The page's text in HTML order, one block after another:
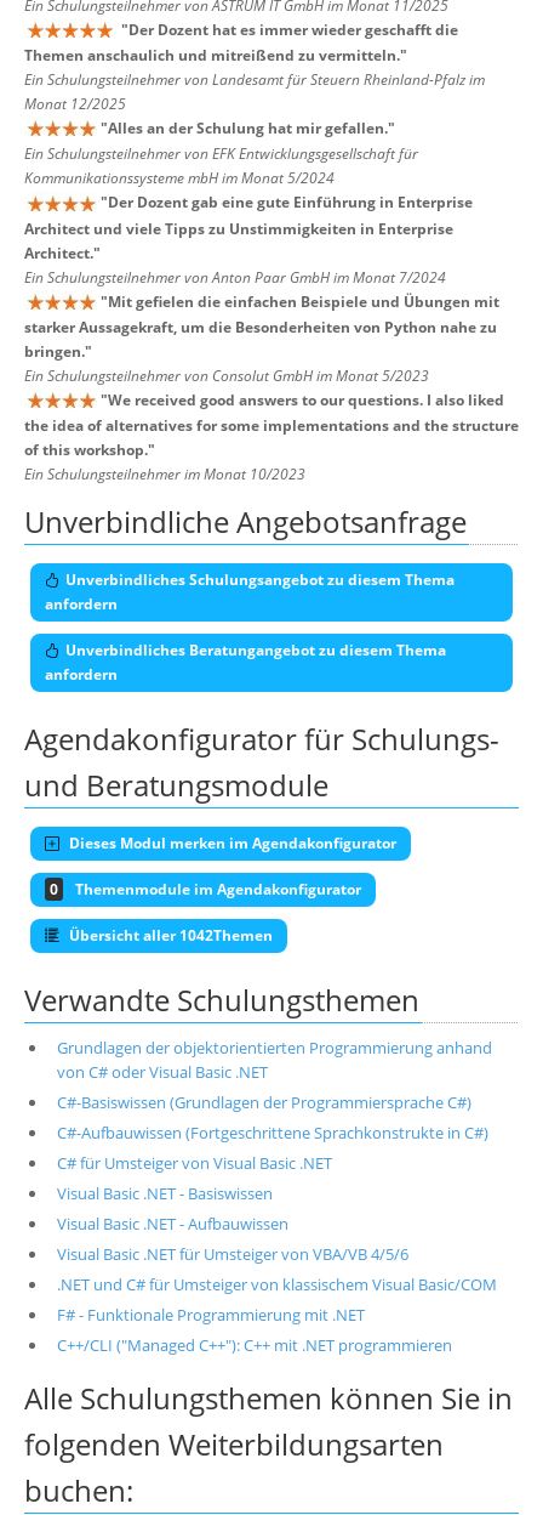
Ein Schulungsteilnehmer von ASTRUM IT GmbH im Monat 11/2025
"Der Dozent hat es immer wieder geschafft die
Themen anschaulich und mitreißend zu vermitteln."
Ein Schulungsteilnehmer von Landesamt für Steuern Rheinland-Pfalz im
Monat 12/2025
"Alles an der Schulung hat mir gefallen."
Ein Schulungsteilnehmer von EFK Entwicklungsgesellschaft für
Kommunikationssysteme mbH im Monat 5/2024
"Der Dozent gab eine gute Einführung in Enterprise
Architect und viele Tipps zu Unstimmigkeiten in Enterprise
Architect."
Ein Schulungsteilnehmer von Anton Paar GmbH im Monat 7/2024
"Mit gefielen die einfachen Beispiele und Übungen mit
starker Aussagekraft, um die Besonderheiten von Python nahe zu
bringen."
Ein Schulungsteilnehmer von Consolut GmbH im Monat 5/2023
"We received good answers to our questions. I also liked
the idea of alternatives for some implementations and the structure
of this workshop."
Ein Schulungsteilnehmer im Monat 10/2023
Unverbindliche Angebotsanfrage
Unverbindliches Schulungsangebot zu diesem Thema
anfordern
Unverbindliches Beratungangebot zu diesem Thema
anfordern
Agendakonfigurator für Schulungs-
und Beratungsmodule
Dieses Modul merken im Agendakonfigurator
0 Themenmodule im Agendakonfigurator
Übersicht aller 1042Themen
Verwandte Schulungsthemen
Grundlagen der objektorientierten Programmierung anhand
von C# oder Visual Basic .NET
C#-Basiswissen (Grundlagen der Programmiersprache C#)
C#-Aufbauwissen (Fortgeschrittene Sprachkonstrukte in C#)
C# für Umsteiger von Visual Basic .NET
Visual Basic .NET - Basiswissen
Visual Basic .NET - Aufbauwissen
Visual Basic .NET für Umsteiger von VBA/VB 4/5/6
.NET und C# für Umsteiger von klassischem Visual Basic/COM
F# - Funktionale Programmierung mit .NET
C++/CLI ("Managed C++"): C++ mit .NET programmieren
Alle Schulungsthemen können Sie in
folgenden Weiterbildungsarten
buchen: